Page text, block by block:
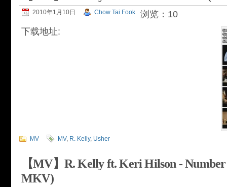
2010年1月10日 Chow Tai Fook
浏览：10
下载地址:
MV MV, R. Kelly, Usher
【MV】R. Kelly ft. Keri Hilson -
MKV)